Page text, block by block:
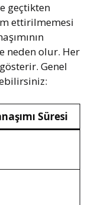
geçtikten
ettirilmemesi
neden olur. Her
Genel
Süresi